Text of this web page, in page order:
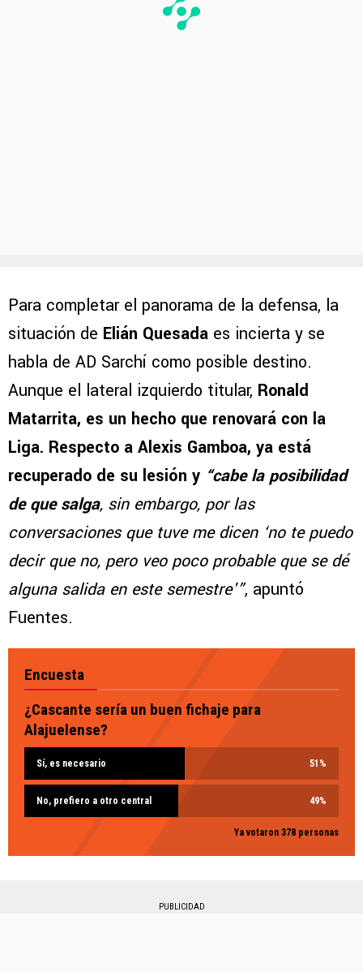
Para completar el panorama de la defensa, la
situación de Elián Quesada es incierta y se
habla de AD Sarchí como posible destino.
Aunque el lateral izquierdo titular, Ronald
Matarrita, es un hecho que renovará con la
Liga. Respecto a Alexis Gamboa, ya está
recuperado de su lesión y “cabe la posibilidad
de que salga, sin embargo, por las
conversaciones que tuve me dicen ‘no te puedo
decir que no, pero veo poco probable que se dé
alguna salida en este semestre'”, apuntó
Fuentes.
Encuesta
¿Cascante sería un buen fichaje para
Alajuelense?
Sí, es necesario 51 %
No, prefiero a otro central 49%
Ya votaron 378 personas
PUBLICIDAD